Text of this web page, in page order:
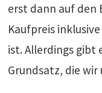
erst dann auf den
Kaufpreis
ist. Allerdings gibt
Grundsatz, die wir